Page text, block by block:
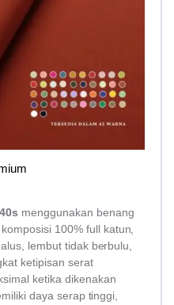
menggunakan benang
100% full katun,
lembut tidak berbulu,
ketipisan serat
ketika dikenakan
daya serap tinggi,